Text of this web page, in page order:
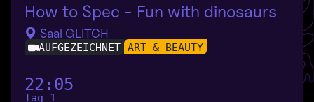
How to Spec - Fun with dinosaurs
Saal GLITCH
AUFGEZEICHNET ART & BEAUTY
22:05
Tag 1